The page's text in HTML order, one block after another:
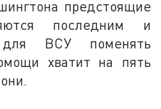
предстоящие
последним и
ВСУ поменять
хватит на пять